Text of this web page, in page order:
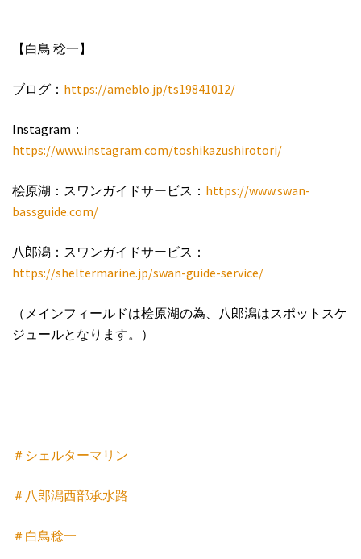
【白鳥 稔一】
ブログ： https://ameblo.jp/ts19841012/
Instagram：
https://www.instagram.com/toshikazushirotori/
桧原湖：スワンガイドサービス： https://www.swan-
bassguide.com/
八郎潟：スワンガイドサービス：
https://sheltermarine.jp/swan-guide-service/
（メインフィールドは桧原湖の為、八郎潟はスポットスケ
ジュールとなります。）
＃シェルターマリン
＃八郎潟西部承水路
＃白鳥稔一